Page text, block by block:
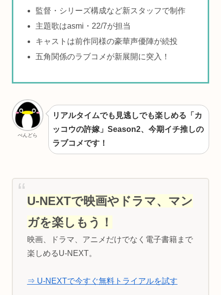
監督・シリーズ構成など新スタッフで制作
主題歌はasmi・22/7が担当
キャストは前作同様の豪華声優陣が続投
五角関係のラブコメが新展開に突入！
ぺんどら
リアルタイムでも見逃しでも楽しめる「カ
ッコウの許嫁」Season2、今期イチ推しの
ラブコメです！
U-NEXTで映画やドラマ、マン
ガを楽しもう！
映画、ドラマ、アニメだけでなく電子書籍まで
楽しめるU-NEXT。
⇒ U-NEXTで今すぐ無料トライアルを試す